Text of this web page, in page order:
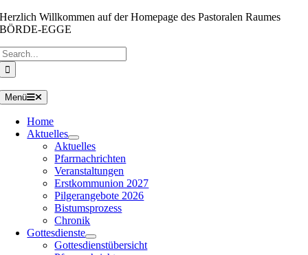
Zum
Inhalt
Herzlich Willkommen auf der Homepage des Pastoralen Raumes
BÖRDE-EGGE
Menü
Home
Aktuelles
Aktuelles
Pfarrnachrichten
Veranstaltungen
Erstkommunion 2027
Pilgerangebote 2026
Bistumsprozess
Chronik
Gottesdienste
Gottesdienstübersicht